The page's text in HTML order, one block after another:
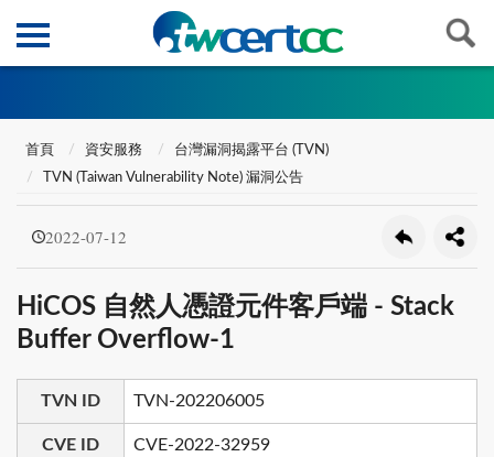
首頁 資安服務
台灣漏洞揭露平台 (TVN)
TVN (Taiwan Vulnerability Note) 漏洞公告
2022-07-12
HiCOS 自然人憑證元件客戶端 - Stack
Buffer Overflow-1
TVN ID TVN-202206005
CVE ID CVE-2022-32959